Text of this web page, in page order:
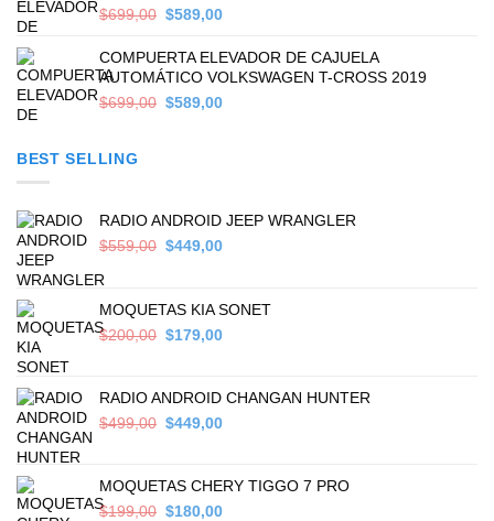
$699,00 Original
was:
$699,00.
$589,00Current
is:
$589,00.
COMPUERTA ELEVADOR DE CAJUELA
AUTOMÁTICO VOLKSWAGEN T-CROSS 2019
$699,00 Original
$589,00Current
BEST SELLING
RADIO ANDROID JEEP WRANGLER
$559,00 Original
$559,00.
$449,00Current
$449,00.
MOQUETAS KIA SONET
$200,00 Original
$200,00.
$179,00Current
$179,00.
RADIO ANDROID CHANGAN HUNTER
$499,00 Original
$499,00.
$449,00Current
$449,00.
MOQUETAS CHERY TIGGO 7 PRO
$199,00 Original
$180,00Current